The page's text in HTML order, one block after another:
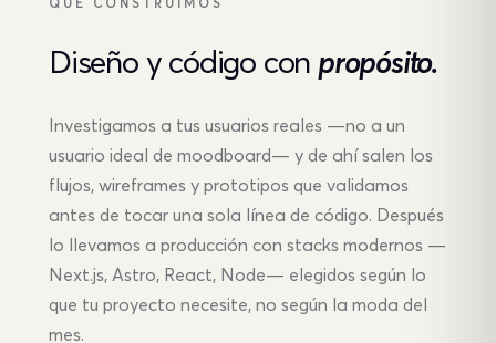
QUÉ CONSTRUIMOS
Diseño y código con propósito.
Investigamos a tus usuarios reales —no a un
usuario ideal de moodboard— y de ahí salen los
flujos, wireframes y prototipos que validamos
antes de tocar una sola línea de código. Después
lo llevamos a producción con stacks modernos —
Next.js, Astro, React, Node— elegidos según lo
que tu proyecto necesite, no según la moda del
mes.